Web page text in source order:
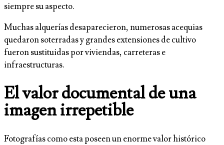
siempre su aspecto.
Muchas alquerías desaparecieron, numerosas acequias
quedaron soterradas y grandes extensiones de cultivo
fueron sustituidas por viviendas, carreteras e
infraestructuras.
El valor documental de una
imagen irrepetible
Fotografías como esta poseen un enorme valor histórico